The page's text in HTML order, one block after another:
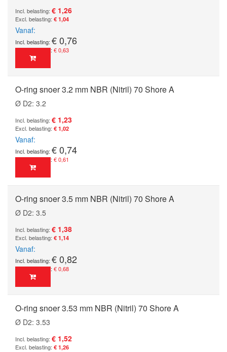
€ 1,26
€ 1,04
Vanaf
€ 0,76
€ 0,63
O-ring snoer 3.2 mm NBR (Nitril) 70 Shore A
Ø D2: 3.2
€ 1,23
€ 1,02
Vanaf
€ 0,74
€ 0,61
O-ring snoer 3.5 mm NBR (Nitril) 70 Shore A
Ø D2: 3.5
€ 1,38
€ 1,14
Vanaf
€ 0,82
€ 0,68
O-ring snoer 3.53 mm NBR (Nitril) 70 Shore A
Ø D2: 3.53
€ 1,52
€ 1,26